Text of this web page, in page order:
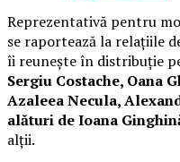
Reprezentativă pentru
se raportează la relațiile
îi reunește în distribuție
Sergiu Costache, Oana
Azaleea Necula,
alături de Ioana
alții.